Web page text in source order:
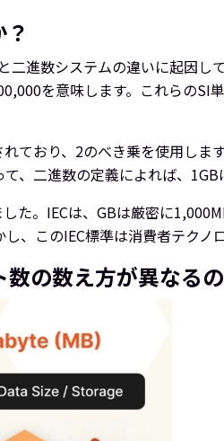
進数システムの違いに起因
を意味します。これらの
ており、2のべき乗を使用しま
、二進数の定義によれば、1GB
た。IECは、GBは厳密に
このIEC標準は消費者テクノ
の数え方が異なる